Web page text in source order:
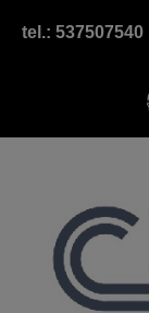
tel.: 537507540